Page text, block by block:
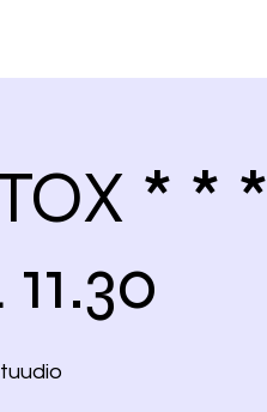
* * *